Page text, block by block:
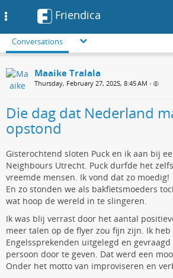
Friendica
Conversations
Maaike Tralala
Thursday, February 27, 2025, 8:45 AM •
Die dag dat Nederland
opstond
Gisterochtend sloten Puck en ik aan bij
Neighbours Utrecht. Puck durfde het
vreemde mensen. Ik vond dat zo moedig!
En zo stonden we als bakfietsmoeders
wat hoop de wereld in te slingeren.
Ik was blij verrast door het aantal
meer talen op de flyer zou fijn zijn. Ik heb
Engelssprekenden uitgelegd en
persoon door te geven. Dat werd een
Onder het motto van improviseren en